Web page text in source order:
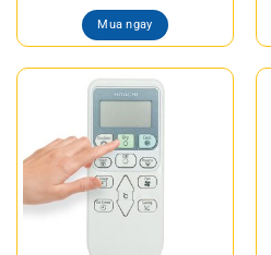
Mua ngay